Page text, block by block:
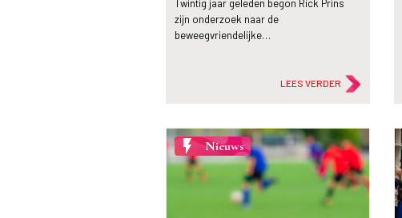
Twintig jaar geleden begon Rick Prins
zijn onderzoek naar de
beweegvriendelijke…
LEES VERDER
flash_on Nieuws